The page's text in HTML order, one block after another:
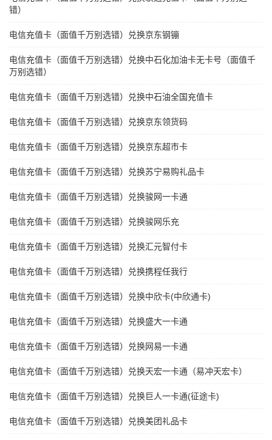
错）
电信充值卡（面值千万别选错）兑换京东钢镚
电信充值卡（面值千万别选错）兑换中石化加油卡无卡号（面值千
万别选错）
电信充值卡（面值千万别选错）兑换中石油全国充值卡
电信充值卡（面值千万别选错）兑换京东领货码
电信充值卡（面值千万别选错）兑换京东超市卡
电信充值卡（面值千万别选错）兑换苏宁易购礼品卡
电信充值卡（面值千万别选错）兑换骏网一卡通
电信充值卡（面值千万别选错）兑换骏网乐充
电信充值卡（面值千万别选错）兑换汇元智付卡
电信充值卡（面值千万别选错）兑换携程任我行
电信充值卡（面值千万别选错）兑换中欣卡(中欣通卡)
电信充值卡（面值千万别选错）兑换盛大一卡通
电信充值卡（面值千万别选错）兑换网易一卡通
电信充值卡（面值千万别选错）兑换天宏一卡通（易冲天宏卡）
电信充值卡（面值千万别选错）兑换巨人一卡通(征途卡)
电信充值卡（面值千万别选错）兑换美团礼品卡